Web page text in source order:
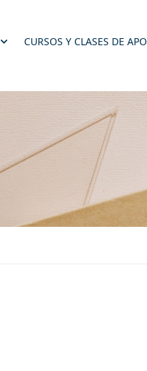
CURSOS Y CLASES DE